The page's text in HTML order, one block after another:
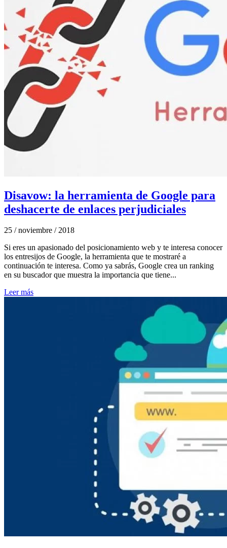
Disavow: la herramienta de Google para
deshacerte de enlaces perjudiciales
25 / noviembre / 2018
Si eres un apasionado del posicionamiento web y te interesa conocer
los entresijos de Google, la herramienta que te mostraré a
continuación te interesa. Como ya sabrás, Google crea un ranking
en su buscador que muestra la importancia que tiene...
Leer más